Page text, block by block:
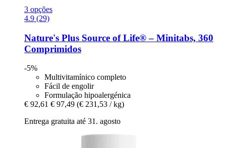
3 opções
4.9 (29)
Nature's Plus Source of Life® – Minitabs, 360
Comprimidos
-5%
Multivitamínico completo
Fácil de engolir
Formulação hipoalergénica
€ 92,61 € 97,49 (€ 231,53 / kg)
Entrega gratuita até 31. agosto